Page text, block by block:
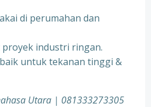
di perumahan dan
proyek industri ringan.
untuk tekanan tinggi &
Utara | 081333273305